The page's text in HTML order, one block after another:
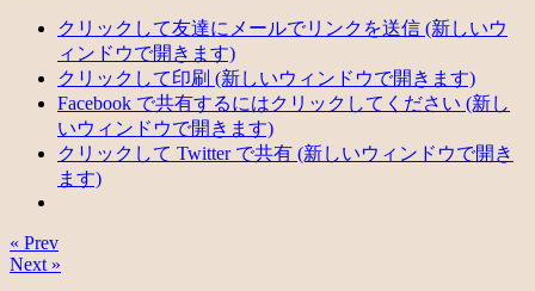
クリックして友達にメールでリンクを送信 (新しいウ
ィンドウで開きます)
クリックして印刷 (新しいウィンドウで開きます)
Facebook で共有するにはクリックしてください (新し
いウィンドウで開きます)
クリックして Twitter で共有 (新しいウィンドウで開き
ます)
« Prev
Next »